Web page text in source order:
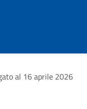
al 16 aprile 2026